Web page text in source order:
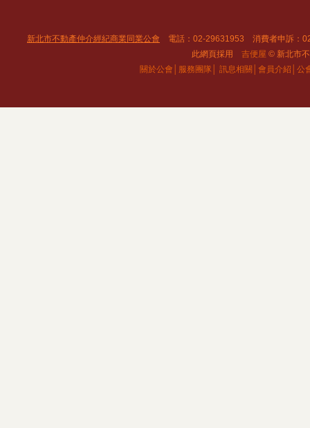
新北市不動產仲介經紀商業同業公會 電話：02-29631953 消費者申訴：
此網頁採用 吉便屋 © 新北市
關於公會│ 服務團隊│ 訊息相關│ 會員介紹│ 公